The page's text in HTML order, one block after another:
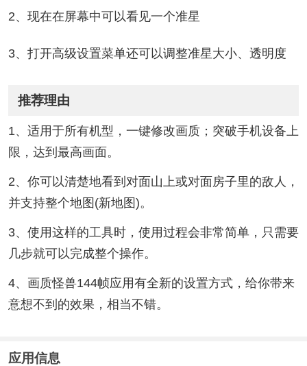
2、现在在屏幕中可以看见一个准星
3、打开高级设置菜单还可以调整准星大小、透明度
推荐理由
1、适用于所有机型，一键修改画质；突破手机设备上
限，达到最高画面。
2、你可以清楚地看到对面山上或对面房子里的敌人，
并支持整个地图(新地图)。
3、使用这样的工具时，使用过程会非常简单，只需要
几步就可以完成整个操作。
4、画质怪兽144帧应用有全新的设置方式，给你带来
意想不到的效果，相当不错。
应用信息